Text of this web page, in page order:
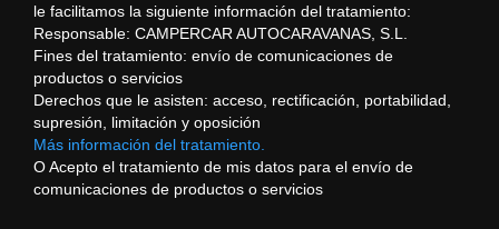
le facilitamos la siguiente información del tratamiento:
Responsable: CAMPERCAR AUTOCARAVANAS, S.L.
Fines del tratamiento: envío de comunicaciones de
productos o servicios
Derechos que le asisten: acceso, rectificación, portabilidad,
supresión, limitación y oposición
Más información del tratamiento.
O Acepto el tratamiento de mis datos para el envío de
comunicaciones de productos o servicios